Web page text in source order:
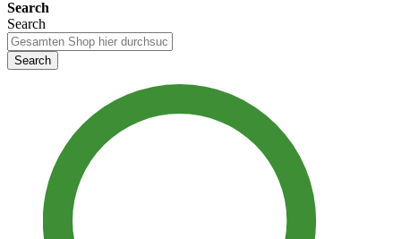
Search
Search
Search